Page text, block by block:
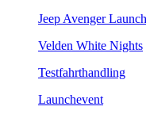
Jeep Avenger Launch
Velden White Nights
Testfahrthandling
Launchevent